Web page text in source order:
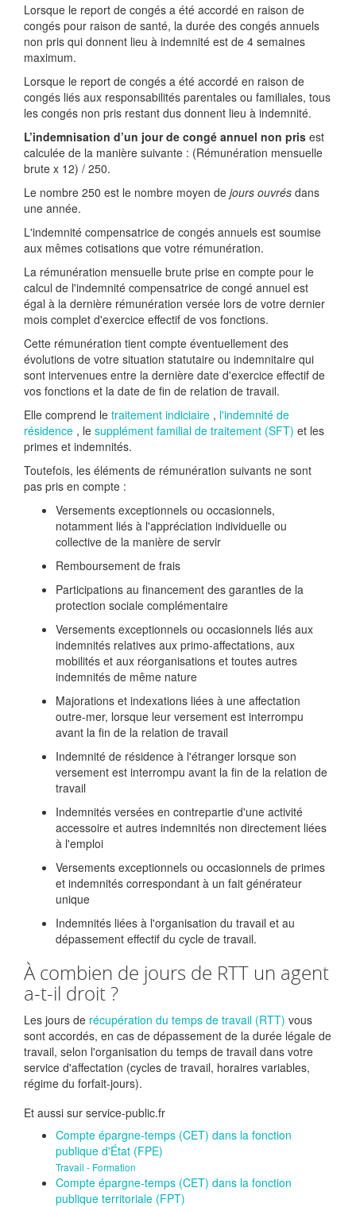
Lorsque le report de congés a été accordé en raison de
congés pour raison de santé, la durée des congés annuels
non pris qui donnent lieu à indemnité est de 4 semaines
maximum.
Lorsque le report de congés a été accordé en raison de
congés liés aux responsabilités parentales ou familiales, tous
les congés non pris restant dus donnent lieu à indemnité.
L’indemnisation d’un jour de congé annuel non pris est
calculée de la manière suivante : (Rémunération mensuelle
brute x 12) / 250.
Le nombre 250 est le nombre moyen de jours ouvrés dans
une année.
L'indemnité compensatrice de congés annuels est soumise
aux mêmes cotisations que votre rémunération.
La rémunération mensuelle brute prise en compte pour le
calcul de l'indemnité compensatrice de congé annuel est
égal à la dernière rémunération versée lors de votre dernier
mois complet d'exercice effectif de vos fonctions.
Cette rémunération tient compte éventuellement des
évolutions de votre situation statutaire ou indemnitaire qui
sont intervenues entre la dernière date d'exercice effectif de
vos fonctions et la date de fin de relation de travail.
Elle comprend le traitement indiciaire , l'indemnité de
résidence , le supplément familial de traitement (SFT) et les
primes et indemnités.
Toutefois, les éléments de rémunération suivants ne sont
pas pris en compte :
Versements exceptionnels ou occasionnels,
notamment liés à l'appréciation individuelle ou
collective de la manière de servir
Remboursement de frais
Participations au financement des garanties de la
protection sociale complémentaire
Versements exceptionnels ou occasionnels liés aux
indemnités relatives aux primo-affectations, aux
mobilités et aux réorganisations et toutes autres
indemnités de même nature
Majorations et indexations liées à une affectation
outre-mer, lorsque leur versement est interrompu
avant la fin de la relation de travail
Indemnité de résidence à l'étranger lorsque son
versement est interrompu avant la fin de la relation de
travail
Indemnités versées en contrepartie d'une activité
accessoire et autres indemnités non directement liées
à l'emploi
Versements exceptionnels ou occasionnels de primes
et indemnités correspondant à un fait générateur
unique
Indemnités liées à l'organisation du travail et au
dépassement effectif du cycle de travail.
À combien de jours de RTT un agent
a-t-il droit ?
Les jours de récupération du temps de travail (RTT) vous
sont accordés, en cas de dépassement de la durée légale de
travail, selon l'organisation du temps de travail dans votre
service d'affectation (cycles de travail, horaires variables,
régime du forfait-jours).
Et aussi sur service-public.fr
Compte épargne-temps (CET) dans la fonction
publique d'État (FPE)
Travail - Formation
Compte épargne-temps (CET) dans la fonction
publique territoriale (FPT)